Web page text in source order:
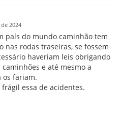
2024
país do mundo caminhão tem
nas rodas traseiras, se fossem
haveriam leis obrigando
e até mesmo a
os fariam.
essa de acidentes.